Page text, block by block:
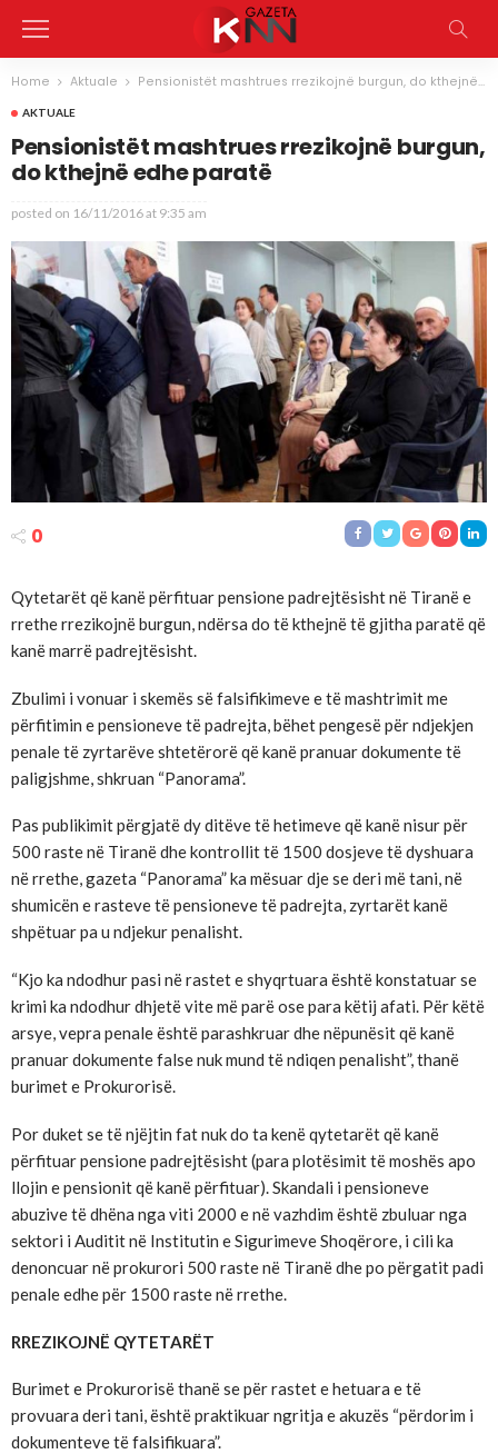
Home Aktuale Pensionistët mashtrues rrezikojnë burgun, do kthejnë edhe paratë
AKTUALE
Pensionistët mashtrues rrezikojnë burgun,
do kthejnë edhe paratë
posted on 16/11/2016 at 9:35 am
0
Qytetarët që kanë përfituar pensione padrejtësisht në Tiranë e
rrethe rrezikojnë burgun, ndërsa do të kthejnë të gjitha paratë që
kanë marrë padrejtësisht.
Zbulimi i vonuar i skemës së falsifikimeve e të mashtrimit me
përfitimin e pensioneve të padrejta, bëhet pengesë për ndjekjen
penale të zyrtarëve shtetërorë që kanë pranuar dokumente të
paligjshme, shkruan “Panorama”.
Pas publikimit përgjatë dy ditëve të hetimeve që kanë nisur për
500 raste në Tiranë dhe kontrollit të 1500 dosjeve të dyshuara
në rrethe, gazeta “Panorama” ka mësuar dje se deri më tani, në
shumicën e rasteve të pensioneve të padrejta, zyrtarët kanë
shpëtuar pa u ndjekur penalisht.
“Kjo ka ndodhur pasi në rastet e shyqrtuara është konstatuar se
krimi ka ndodhur dhjetë vite më parë ose para këtij afati. Për këtë
arsye, vepra penale është parashkruar dhe nëpunësit që kanë
pranuar dokumente false nuk mund të ndiqen penalisht”, thanë
burimet e Prokurorisë.
Por duket se të njëjtin fat nuk do ta kenë qytetarët që kanë
përfituar pensione padrejtësisht (para plotësimit të moshës apo
llojin e pensionit që kanë përfituar). Skandali i pensioneve
abuzive të dhëna nga viti 2000 e në vazhdim është zbuluar nga
sektori i Auditit në Institutin e Sigurimeve Shoqërore, i cili ka
denoncuar në prokurori 500 raste në Tiranë dhe po përgatit padi
penale edhe për 1500 raste në rrethe.
RREZIKOJNË QYTETARËT
Burimet e Prokurorisë thanë se për rastet e hetuara e të
provuara deri tani, është praktikuar ngritja e akuzës “përdorim i
dokumenteve të falsifikuara”.